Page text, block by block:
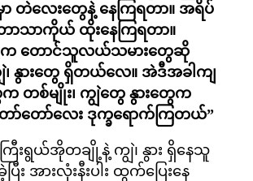
ာ တဲလေးတွေနဲ့ နေကြရတာ။ အရိပ်
သာကိုယ် ထိုးနေကြရတာ။
က တောင်သူလယ်သမားတွေဆို
ျွဲ၊ နွားတွေ ရှိတယ်လေ။ အဲဒီအခါကျ
တစ်မျိုး၊ ကျွဲတွေ နွားတွေက
ာ်တော်လေး ဒုက္ခရောက်ကြတယ်”
းရွယ်အိုတချို့နဲ့ ကျွဲ၊ နွား ရှိနေသူ
း အားလုံးနီးပါး ထွက်ပြေးနေ